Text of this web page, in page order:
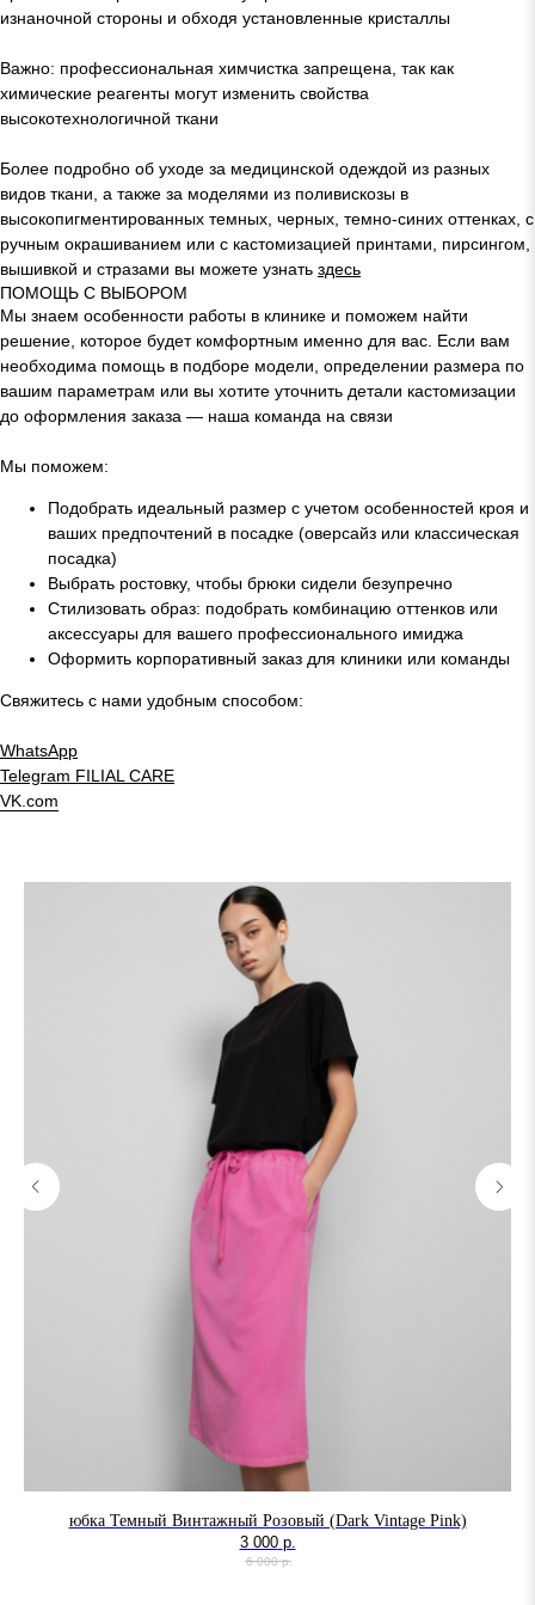
изнаночной стороны и обходя установленные кристаллы
Важно: профессиональная химчистка запрещена, так как
химические реагенты могут изменить свойства
высокотехнологичной ткани
Более подробно об уходе за медицинской одеждой из разных
видов ткани, а также за моделями из поливискозы в
высокопигментированных темных, черных, темно-синих оттенках, с
ручным окрашиванием или с кастомизацией принтами, пирсингом,
вышивкой и стразами вы можете узнать здесь
ПОМОЩЬ С ВЫБОРОМ
Мы знаем особенности работы в клинике и поможем найти
решение, которое будет комфортным именно для вас. Если вам
необходима помощь в подборе модели, определении размера по
вашим параметрам или вы хотите уточнить детали кастомизации
до оформления заказа — наша команда на связи
Мы поможем:
Подобрать идеальный размер с учетом особенностей кроя и
ваших предпочтений в посадке (оверсайз или классическая
посадка)
Выбрать ростовку, чтобы брюки сидели безупречно
Стилизовать образ: подобрать комбинацию оттенков или
аксессуары для вашего профессионального имиджа
Оформить корпоративный заказ для клиники или команды
Свяжитесь с нами удобным способом:
WhatsApp
Telegram FILIAL CARE
VK.com
юбка Темный Винтажный Розовый (Dark Vintage Pink)
3 000 р.
6 000 р.